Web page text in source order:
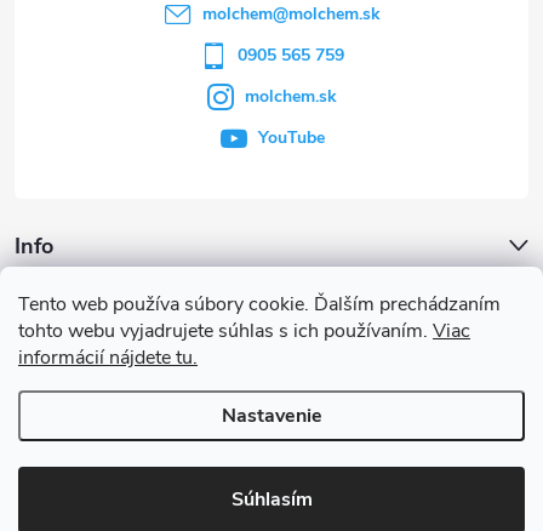
Tento web používa súbory cookie. Ďalším prechádzaním
tohto webu vyjadrujete súhlas s ich používaním. Viac
informácií nájdete tu.
Nastavenie
Súhlasím
Info
Iné služby
molchem@molchem.sk
0905 565 759
molchem.sk
YouTube
Copyright 2026MOLCHEM®. Všetky práva vyhradené.